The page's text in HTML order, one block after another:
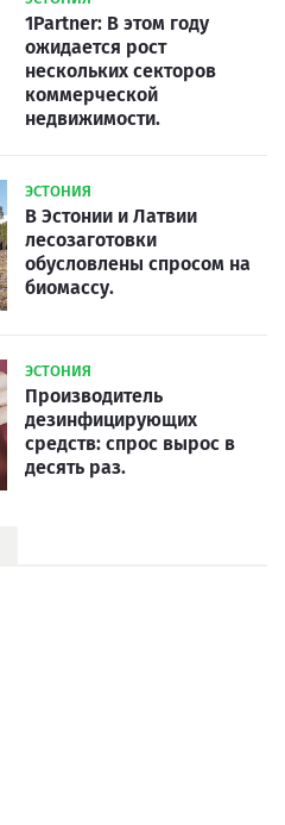
1Partner: В этом году
ожидается рост
нескольких секторов
коммерческой
недвижимости.
ЭСТОНИЯ
В Эстонии и Латвии
лесозаготовки
обусловлены спросом на
биомассу.
ЭСТОНИЯ
Производитель
дезинфицирующих
средств: спрос вырос в
десять раз.